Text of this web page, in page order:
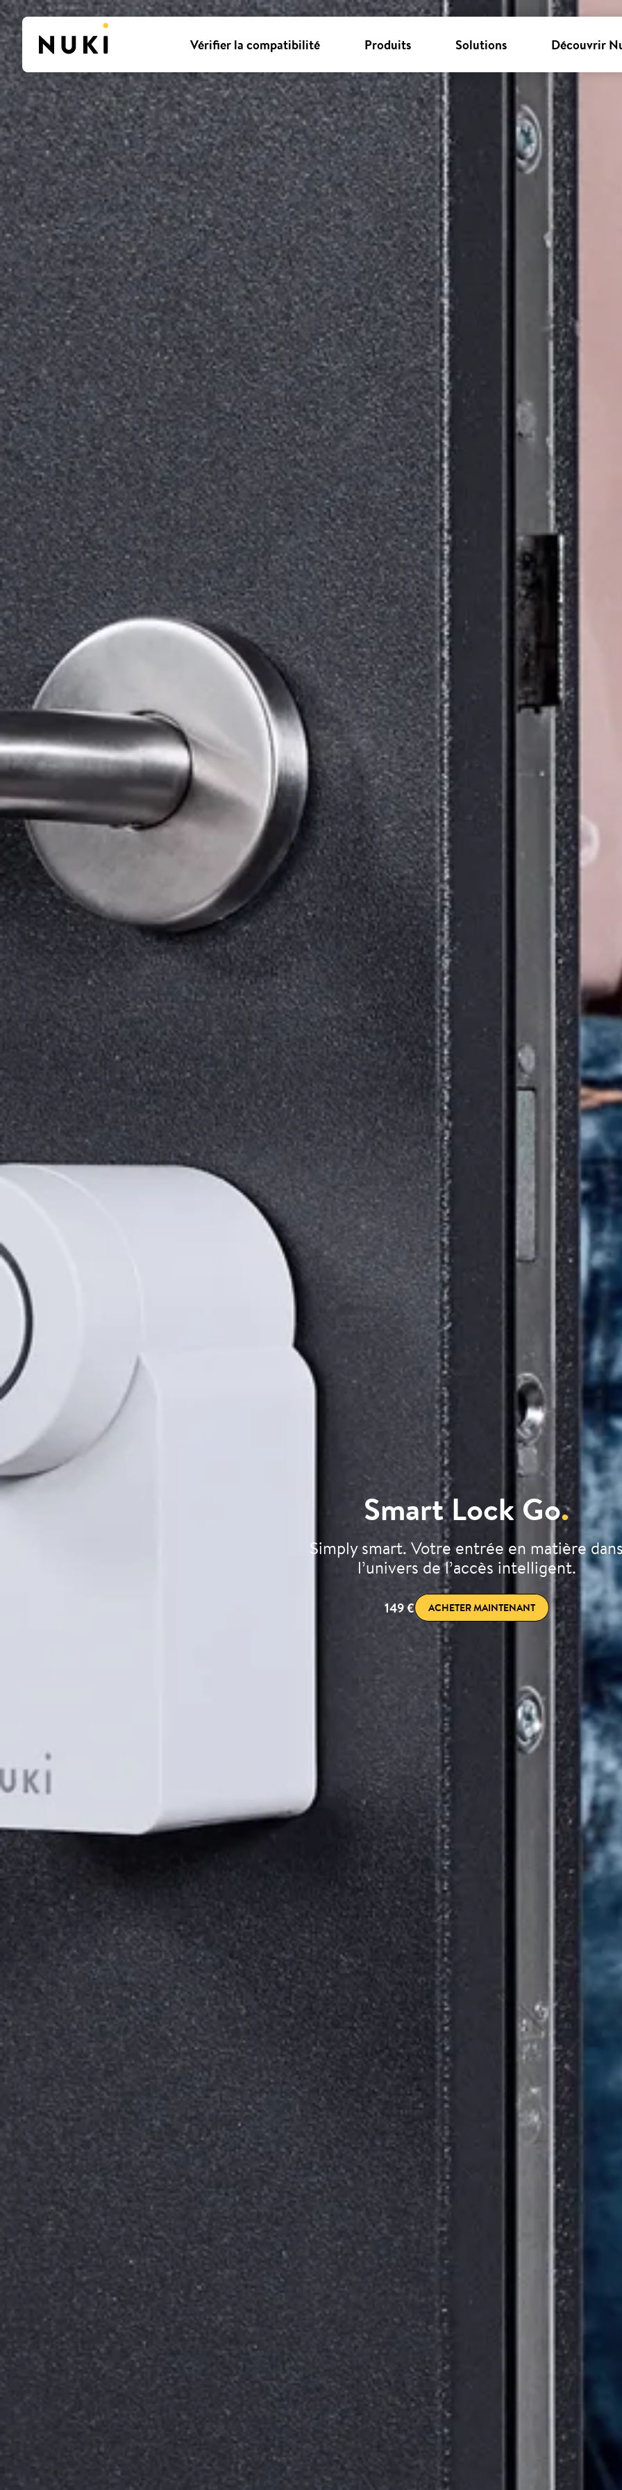
Vérifier la compatibilité Produits Solutions Découvrir
Smart Lock Go.
Simply smart. Votre entrée en matière
l’univers de l’accès intelligent.
149 € ACHETER MAINTENANT